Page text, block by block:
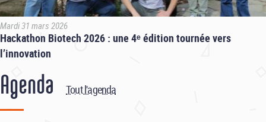
Mardi 31 mars 2026
Hackathon Biotech 2026 : une 4ᵉ édition tournée vers
l’innovation
Agenda Tout l'agenda